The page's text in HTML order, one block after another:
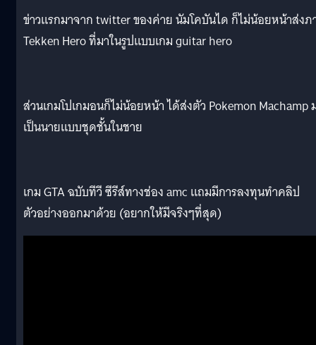
ข่าวแรกมาจาก twitter ของค่าย นัมโคบันได ก็ไม่น้อยหน้าส่ง
Tekken Hero ที่มาในรูปแบบเกม guitar hero
ส่วนเกมโปเกมอนก็ไม่น้อยหน้า ได้ส่งตัว Pokemon Machamp
เป็นนายแบบชุดชั้นในชาย
เกม GTA ฉบับทีวี ซีรีส์ทางช่อง amc แถมมีการลงทุนทำคลิป
ตัวอย่างออกมาด้วย (อยากให้มีจริงๆที่สุด)